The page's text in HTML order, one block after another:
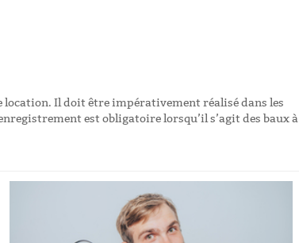
Il doit être impérativement réalisé dans les
est obligatoire lorsqu’il s’agit des baux à